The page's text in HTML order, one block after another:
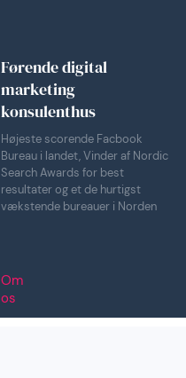
Førende digital
marketing
konsulenthus
Højeste scorende Facbook
Bureau i landet, Vinder af Nordic
Search Awards for best
resultater og et de hurtigst
vækstende bureauer i Norden
Om
os